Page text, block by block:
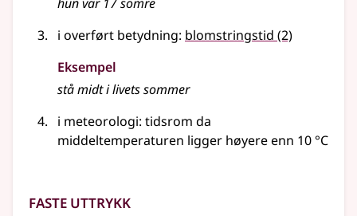
i overført betydning: blomstringstid (2)
Eksempel
stå midt i livetssommer
i meteorologi: tidsrom da
middeltemperaturen ligger høyere enn 10 °C
Faste uttrykk